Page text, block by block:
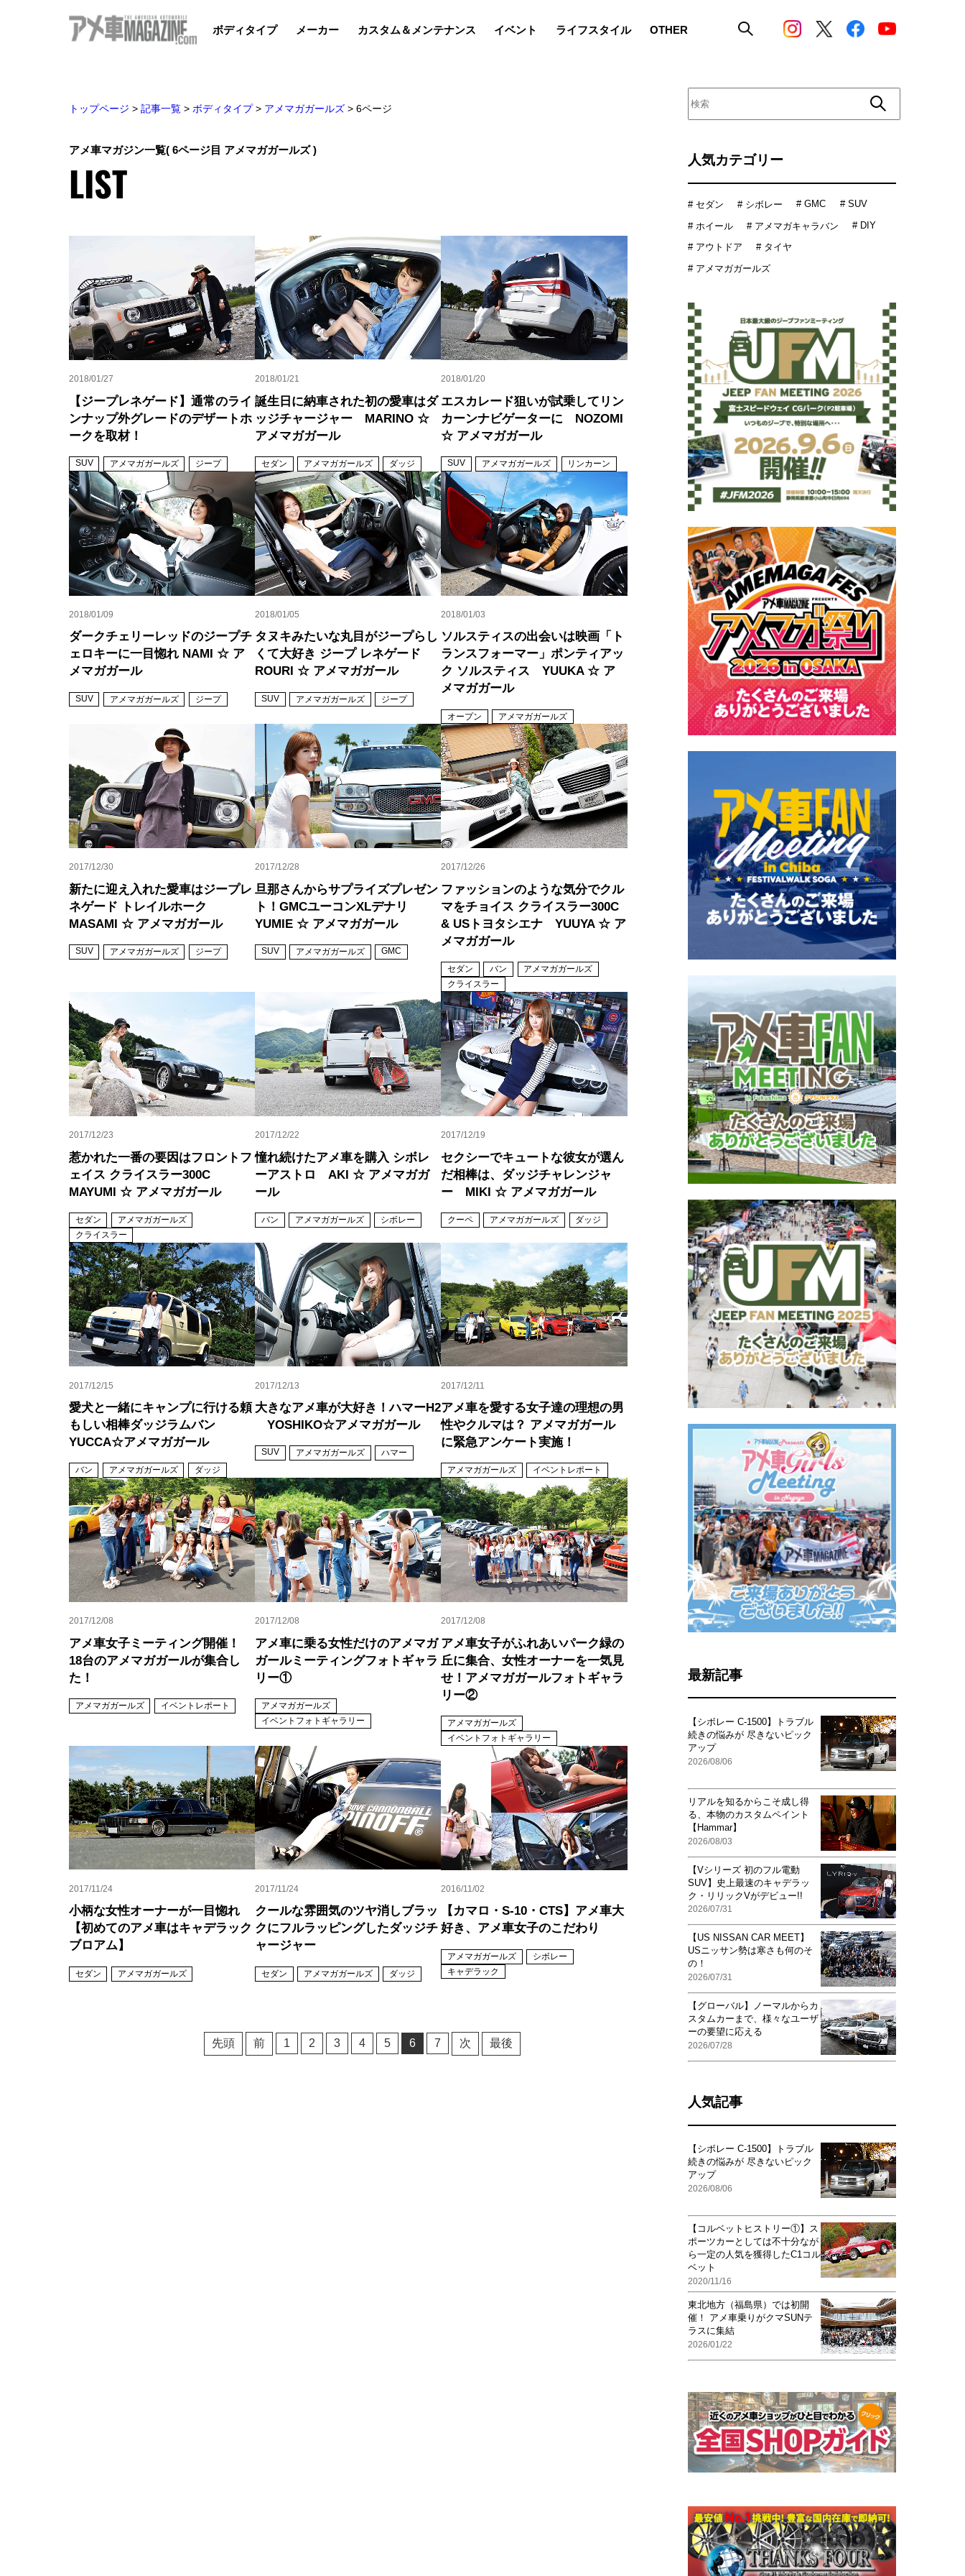
ボディタイプ メーカー カスタム＆メンテナンス イベント ライフスタイル OTHER
トップページ > 記事一覧 > ボディタイプ > アメマガガールズ > 6ページ
アメ車マガジン一覧( 6ページ目 アメマガガールズ )
LIST
2018/01/27
【ジープレネゲード】通常のライ
ンナップ外グレードのデザートホ
ークを取材！
SUV アメマガガールズ ジープ
2018/01/21
誕生日に納車された初の愛車はダ
ッジチャージャー MARINO ☆
アメマガガール
セダン アメマガガールズ ダッジ
2018/01/20
エスカレード狙いが試乗してリン
カーンナビゲーターに NOZOMI
☆ アメマガガール
SUV アメマガガールズ リンカーン
2018/01/09
ダークチェリーレッドのジープチ
ェロキーに一目惚れ NAMI ☆ ア
メマガガール
SUV アメマガガールズ ジープ
2018/01/05
タヌキみたいな丸目がジープらし
くて大好き ジープ レネゲード
ROURI ☆ アメマガガール
SUV アメマガガールズ ジープ
2018/01/03
ソルスティスの出会いは映画「ト
ランスフォーマー」ポンティアッ
ク ソルスティス YUUKA ☆ ア
メマガガール
オープン アメマガガールズ
2017/12/30
新たに迎え入れた愛車はジープレ
ネゲード トレイルホーク
MASAMI ☆ アメマガガール
SUV アメマガガールズ ジープ
2017/12/28
旦那さんからサプライズプレゼン
ト！GMCユーコンXLデナリ
YUMIE ☆ アメマガガール
SUV アメマガガールズ GMC
2017/12/26
ファッションのような気分でクル
マをチョイス クライスラー300C
& USトヨタシエナ YUUYA ☆ ア
メマガガール
セダン バン
アメマガガールズ
クライスラー
2017/12/23
惹かれた一番の要因はフロントフ
ェイス クライスラー300C
MAYUMI ☆ アメマガガール
セダン
アメマガガールズ
クライスラー
2017/12/22
憧れ続けたアメ車を購入 シボレ
ーアストロ AKI ☆ アメマガガ
ール
バン アメマガガールズ シボレー
2017/12/19
セクシーでキュートな彼女が選ん
だ相棒は、ダッジチャレンジャ
ー MIKI ☆ アメマガガール
クーペ アメマガガールズ ダッジ
2017/12/15
愛犬と一緒にキャンプに行ける頼
もしい相棒ダッジラムバン
YUCCA☆アメマガガール
バン アメマガガールズ ダッジ
2017/12/13
大きなアメ車が大好き！ハマーH2
YOSHIKO☆アメマガガール
SUV アメマガガールズ ハマー
2017/12/11
アメ車を愛する女子達の理想の男
性やクルマは？ アメマガガール
に緊急アンケート実施！
アメマガガールズ イベントレポート
2017/12/08
アメ車女子ミーティング開催！
18台のアメマガガールが集合し
た！
アメマガガールズ イベントレポート
2017/12/08
アメ車に乗る女性だけのアメマガ
ガールミーティングフォトギャラ
リー①
アメマガガールズ
イベントフォトギャラリー
2017/12/08
アメ車女子がふれあいパーク緑の
丘に集合、女性オーナーを一気見
せ！アメマガガールフォトギャラ
リー②
アメマガガールズ
イベントフォトギャラリー
2017/11/24
小柄な女性オーナーが一目惚れ
【初めてのアメ車はキャデラック
ブロアム】
セダン アメマガガールズ
2017/11/24
クールな雰囲気のツヤ消しブラッ
クにフルラッピングしたダッジチ
ャージャー
セダン アメマガガールズ ダッジ
2016/11/02
【カマロ・S-10・CTS】アメ車大
好き、アメ車女子のこだわり
アメマガガールズ
シボレー
キャデラック
先頭 前 1 2 3 4 5 6 7 次 最後
人気カテゴリー
# セダン # シボレー # GMC # SUV
# ホイール # アメマガキャラバン # DIY
# アウトドア
# タイヤ
# アメマガガールズ
最新記事
【シボレー C-1500】トラブル
続きの悩みが 尽きないピック
アップ
2026/08/06
リアルを知るからこそ成し得
る、本物のカスタムペイント
【Hammar】
2026/08/03
【Vシリーズ 初のフル電動
SUV】史上最速のキャデラッ
ク・リリックVがデビュー!!
2026/07/31
【US NISSAN CAR MEET】
USニッサン勢は寒さも何のそ
の！
2026/07/31
【グローバル】ノーマルからカ
スタムカーまで、様々なユーザ
ーの要望に応える
2026/07/28
人気記事
【シボレー C-1500】トラブル
続きの悩みが 尽きないピック
アップ
2026/08/06
【コルベットヒストリー①】ス
ポーツカーとしては不十分なが
ら一定の人気を獲得したC1コル
ベット
2020/11/16
東北地方（福島県）では初開
催！ アメ車乗りがクマSUNテ
ラスに集結
2026/01/22